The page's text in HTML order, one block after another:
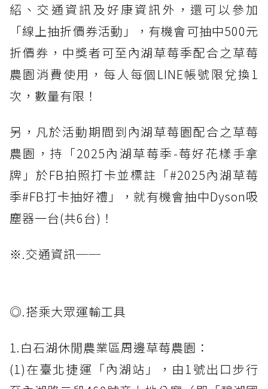
紹、交通資訊及好康資訊外，還可以參加
「線上抽折價券活動」，有機會可抽中500元
折價券，中獎者可至內湖草莓季配合之草莓
農園消費使用，每人每個LINE帳號限兌換1
次，數量有限！
另，凡於活動期間到內湖草莓園配合之草莓
農園，持「2025內湖草莓季-莓好花樣手拿
牌」於FB拍照打卡並標註「#2025內湖草莓
季#FB打卡抽好禮」，就有機會抽中Dyson吸
塵器一台(共6台)！
※.交通資訊──
◎.搭乘大眾運輸工具
1.白石湖休閒農業區周邊草莓農園：
(1)在臺北捷運「內湖站」，由1號出口步行